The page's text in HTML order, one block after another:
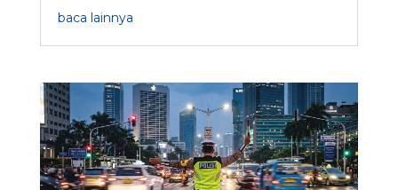
baca lainnya